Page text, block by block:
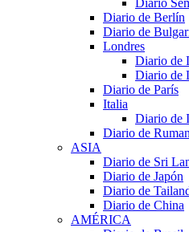
Diario de Berlín
Diario de
Londres
Diario de
Diario de
Diario de París
Italia
Diario de
Diario de
ASIA
Diario de Sri
Diario de Japón
Diario de
Diario de China
AMÉRICA